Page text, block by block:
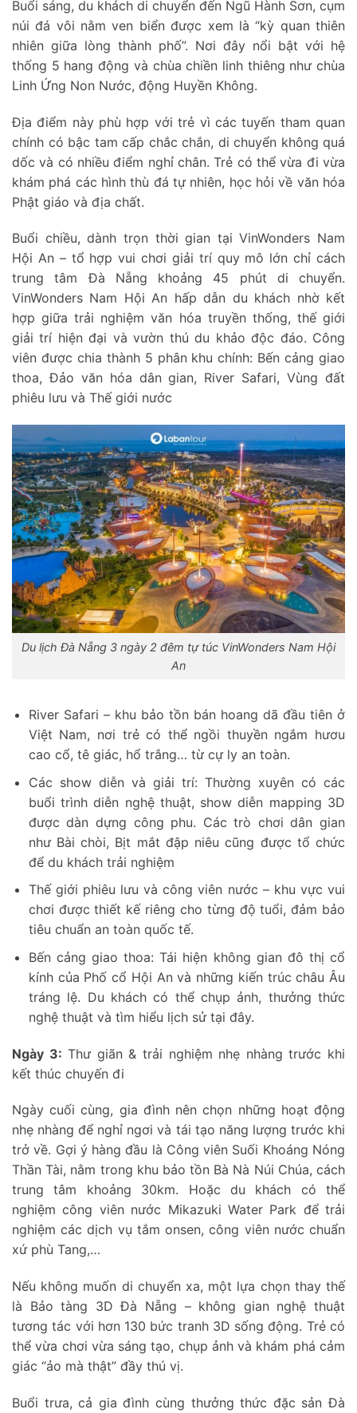
Buổi sáng, du khách di chuyển đến Ngũ Hành Sơn, cụm
núi đá vôi nằm ven biển được xem là “kỳ quan thiên
nhiên giữa lòng thành phố”. Nơi đây nổi bật với hệ
thống 5 hang động và chùa chiền linh thiêng như chùa
Linh Ứng Non Nước, động Huyền Không.
Địa điểm này phù hợp với trẻ vì các tuyến tham quan
chính có bậc tam cấp chắc chắn, di chuyển không quá
dốc và có nhiều điểm nghỉ chân. Trẻ có thể vừa đi vừa
khám phá các hình thù đá tự nhiên, học hỏi về văn hóa
Phật giáo và địa chất.
Buổi chiều, dành trọn thời gian tại VinWonders Nam
Hội An – tổ hợp vui chơi giải trí quy mô lớn chỉ cách
trung tâm Đà Nẵng khoảng 45 phút di chuyển.
VinWonders Nam Hội An hấp dẫn du khách nhờ kết
hợp giữa trải nghiệm văn hóa truyền thống, thế giới
giải trí hiện đại và vườn thú du khảo độc đáo. Công
viên được chia thành 5 phân khu chính: Bến cảng giao
thoa, Đảo văn hóa dân gian, River Safari, Vùng đất
phiêu lưu và Thế giới nước
Du lịch Đà Nẵng 3 ngày 2 đêm tự túc VinWonders Nam Hội
An
River Safari – khu bảo tồn bán hoang dã đầu tiên ở
Việt Nam, nơi trẻ có thể ngồi thuyền ngắm hươu
cao cổ, tê giác, hổ trắng… từ cự ly an toàn.
Các show diễn và giải trí: Thường xuyên có các
buổi trình diễn nghệ thuật, show diễn mapping 3D
được dàn dựng công phu. Các trò chơi dân gian
như Bài chòi, Bịt mắt đập niêu cũng được tổ chức
để du khách trải nghiệm
Thế giới phiêu lưu và công viên nước – khu vực vui
chơi được thiết kế riêng cho từng độ tuổi, đảm bảo
tiêu chuẩn an toàn quốc tế.
Bến cảng giao thoa: Tái hiện không gian đô thị cổ
kính của Phố cổ Hội An và những kiến trúc châu Âu
tráng lệ. Du khách có thể chụp ảnh, thưởng thức
nghệ thuật và tìm hiểu lịch sử tại đây.
Ngày 3: Thư giãn & trải nghiệm nhẹ nhàng trước khi
kết thúc chuyến đi
Ngày cuối cùng, gia đình nên chọn những hoạt động
nhẹ nhàng để nghỉ ngơi và tái tạo năng lượng trước khi
trở về. Gợi ý hàng đầu là Công viên Suối Khoáng Nóng
Thần Tài, nằm trong khu bảo tồn Bà Nà Núi Chúa, cách
trung tâm khoảng 30km. Hoặc du khách có thể
nghiệm công viên nước Mikazuki Water Park để trải
nghiệm các dịch vụ tắm onsen, công viên nước chuẩn
xứ phù Tang,…
Nếu không muốn di chuyển xa, một lựa chọn thay thế
là Bảo tàng 3D Đà Nẵng – không gian nghệ thuật
tương tác với hơn 130 bức tranh 3D sống động. Trẻ có
thể vừa chơi vừa sáng tạo, chụp ảnh và khám phá cảm
giác “ảo mà thật” đầy thú vị.
Buổi trưa, cả gia đình cùng thưởng thức đặc sản Đà